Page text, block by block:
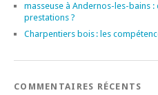
masseuse à Andernos-les-bains
prestations ?
Charpentiers bois : les
COMMENTAIRES RÉCENTS